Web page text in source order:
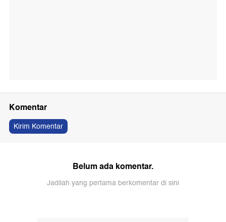
Komentar
Kirim Komentar
Belum ada komentar.
Jadilah yang pertama berkomentar di sini